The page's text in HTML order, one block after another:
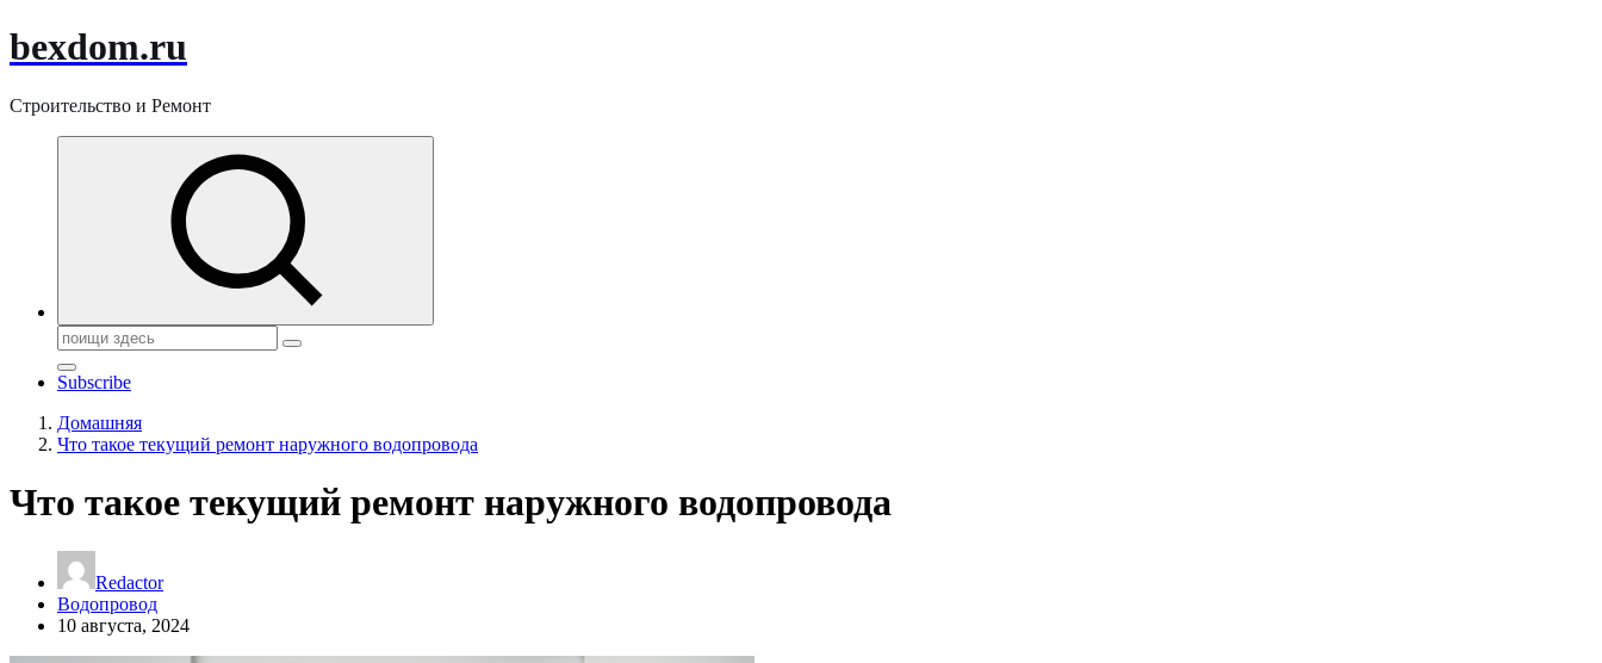
bexdom.ru
Строительство и Ремонт
Поиск:
Subscribe
Домашняя
Что такое текущий ремонт наружного водопровода
Что такое текущий ремонт наружного водопровода
Redactor
Водопровод
10 августа, 2024